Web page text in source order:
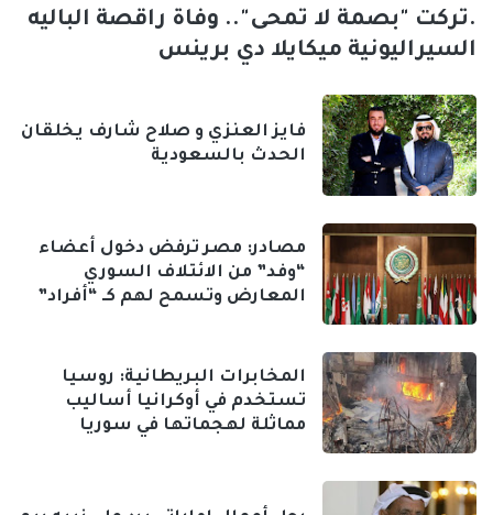
.تركت "بصمة لا تمحى".. وفاة راقصة الباليه
السيراليونية ميكايلا دي برينس
فايز العنزي و صلاح شارف يخلقان
الحدث بالسعودية
مصادر: مصر ترفض دخول أعضاء
“وفد” من الائتلاف السوري
المعارض وتسمح لهم كـ “أفراد”
المخابرات البريطانية: روسيا
تستخدم في أوكرانيا أساليب
مماثلة لهجماتها في سوريا